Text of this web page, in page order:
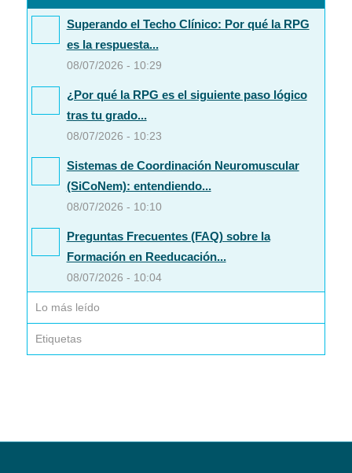
Superando el Techo Clínico: Por qué la RPG
es la respuesta...
08/07/2026 - 10:29
¿Por qué la RPG es el siguiente paso lógico
tras tu grado...
08/07/2026 - 10:23
Sistemas de Coordinación Neuromuscular
(SiCoNem): entendiendo...
08/07/2026 - 10:10
Preguntas Frecuentes (FAQ) sobre la
Formación en Reeducación...
08/07/2026 - 10:04
Lo más leído
Etiquetas